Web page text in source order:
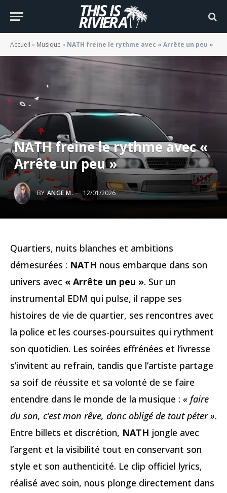
Accueil » Musique » NATH freine le rythme avec « Arrête un peu »
NATH freine le rythme avec «
Arrête un peu »
BY ANGE M. 12/01/2026
Quartiers, nuits blanches et ambitions
démesurées : NATH nous embarque dans son
univers avec « Arrête un peu ». Sur un
instrumental EDM qui pulse, il rappe ses
histoires de vie de quartier, ses rencontres avec
la police et les courses-poursuites qui rythment
son quotidien. Les soirées effrénées et l’ivresse
s’invitent au refrain, tandis que l’artiste partage
sa soif de réussite et sa volonté de se faire
entendre dans le monde de la musique : « faire
du son, c’est mon rêve, donc obligé de tout péter ».
Entre billets et discrétion, NATH jongle avec
l’argent et la visibilité tout en conservant son
style et son authenticité. Le clip officiel lyrics,
réalisé avec soin, nous plonge directement dans